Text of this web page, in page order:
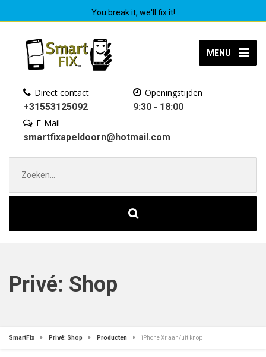
You break it, we'll fix it!
MENU
Direct contact
+31553125092
Openingstijden
9:30 - 18:00
E-Mail
smartfixapeldoorn@hotmail.com
naar:
Privé: Shop
SmartFix Privé: Shop Producten iPhone Xr aan/uit knop